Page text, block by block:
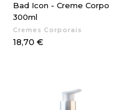
Bad Icon - Creme Corpo
300ml
Cremes Corporais
Preço
18,70 €